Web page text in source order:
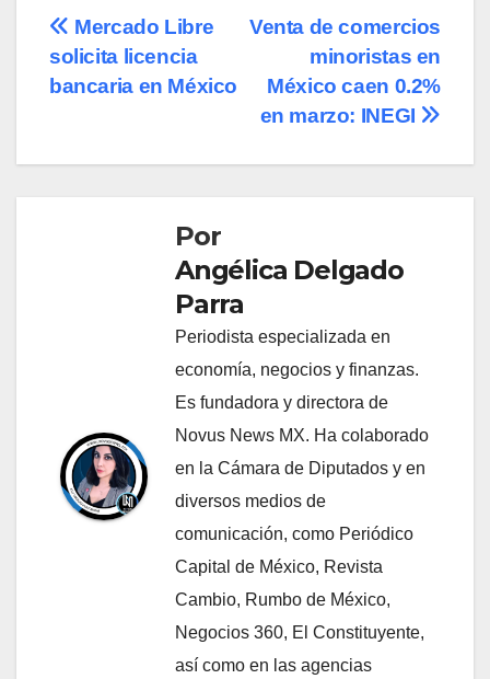
Navegación
de
Venta de comercios
minoristas en
México caen 0.2%
en marzo: INEGI
Mercado Libre
solicita licencia
bancaria en México
Por
Angélica Delgado
Parra
Periodista especializada en
economía, negocios y finanzas.
Es fundadora y directora de
Novus News MX. Ha colaborado
en la Cámara de Diputados y en
diversos medios de
comunicación, como Periódico
Capital de México, Revista
Cambio, Rumbo de México,
Negocios 360, El Constituyente,
así como en las agencias